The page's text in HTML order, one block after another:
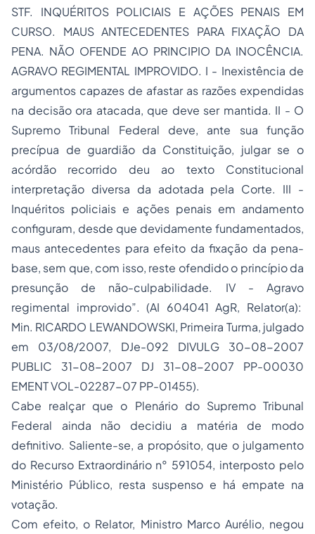
STF. INQUÉRITOS POLICIAIS E AÇÕES PENAIS EM
CURSO. MAUS ANTECEDENTES PARA FIXAÇÃO DA
PENA. NÃO OFENDE AO PRINCIPIO DA INOCÊNCIA.
AGRAVO REGIMENTAL IMPROVIDO. I - Inexistência de
argumentos capazes de afastar as razões expendidas
na decisão ora atacada, que deve ser mantida. II - O
Supremo Tribunal Federal deve, ante sua função
precípua de guardião da Constituição, julgar se o
acórdão recorrido deu ao texto Constitucional
interpretação diversa da adotada pela Corte. III -
Inquéritos policiais e ações penais em andamento
configuram, desde que devidamente fundamentados,
maus antecedentes para efeito da fixação da pena-
base, sem que, com isso, reste ofendido o princípio da
presunção de não-culpabilidade. IV - Agravo
regimental improvido”. (AI 604041 AgR, Relator(a):
Min. RICARDO LEWANDOWSKI, Primeira Turma, julgado
em 03/08/2007, DJe-092 DIVULG 30-08-2007
PUBLIC 31-08-2007 DJ 31-08-2007 PP-00030
EMENT VOL-02287-07 PP-01455).
Cabe realçar que o Plenário do Supremo Tribunal
Federal ainda não decidiu a matéria de modo
definitivo. Saliente-se, a propósito, que o julgamento
do Recurso Extraordinário n° 591054, interposto pelo
Ministério Público, resta suspenso e há empate na
votação.
Com efeito, o Relator, Ministro Marco Aurélio, negou